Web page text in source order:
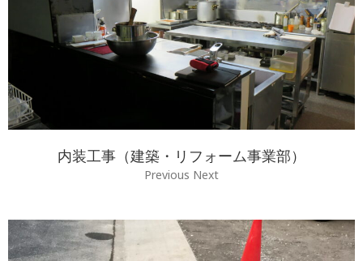
内装工事（建築・リフォーム事業部）
Previous Next